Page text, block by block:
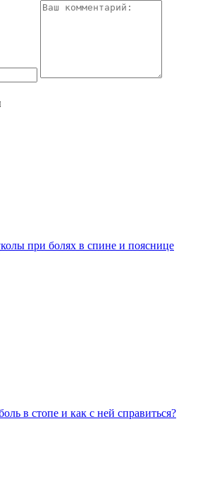
при болях в спине и пояснице
в стопе и как с ней справиться?